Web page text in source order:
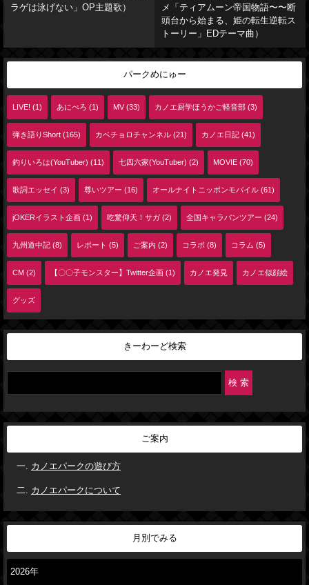
ラゲは泳げない」OP主題歌）
メ「ティアムーン帝国物語〜〜断
頭台から始まる、姫の転生逆転ス
トーリー」EDテーマ曲）
パークめにゅー
LIVE! (1) あにぺろ (1) MV (33) カノエ厨学ほうかご軽音部 (3)
弾き語りShort (165) カベチョロチャンネル (21) カノエ日記 (41)
釣りいろは(YouTuber) (11) 七四六家(YouTuber) (2) MOVIE (70)
歌詞エッセイ (3) 尊いツアー (16) オールナイトニッポンモバイル (61)
jOKERイラスト企画 (1) 吃驚仰天！サガ (2) 全国キャラバンツアー (24)
九州道中記 (8) レポート (5) ご案内 (2) コラボ (8) コラム (5)
CM (2) 【〇〇子モンスター】Twitter企画 (1) カノエ発見 カノエ似顔絵
グッズ
きーわーど検索
ご案内
カノエパークの遊び方
カノエパークについて
月別でみる
2026年